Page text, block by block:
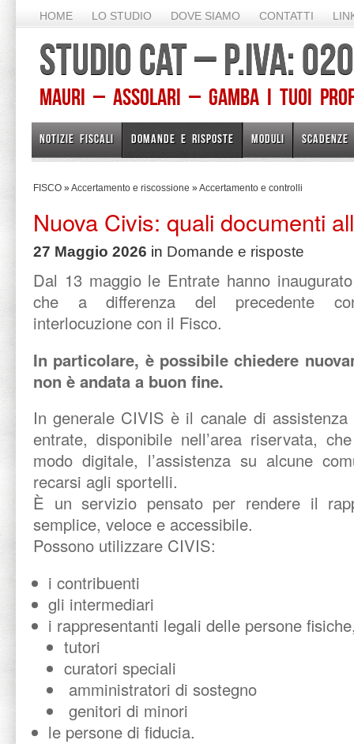
HOME LO STUDIO DOVE SIAMO CONTATTI
STUDIO CAT – P.IVA:
Mauri – Assolari – Gamba I TUOI
NOTIZIE FISCALI DOMANDE E RISPOSTE MODULI SCADENZE
FISCO »Accertamento e riscossione »Accertamento e controlli
Nuova Civis: quali documenti
27 Maggio 2026 in Domande e risposte
Dal 13 maggio le Entrate hanno
che a differenza del precedente
interlocuzione con il Fisco.
In particolare, è possibile chiedere
non è andata a buon fine.
In generale CIVIS è il canale di assistenza
entrate, disponibile nell’area riservata,
modo digitale, l’assistenza su alcune
recarsi agli sportelli.
È un servizio pensato per rendere il
semplice, veloce e accessibile.
Possono utilizzare CIVIS:
i contribuenti
gli intermediari
i rappresentanti legali delle persone
tutori
curatori speciali
amministratori di sostegno
genitori di minori
le persone di fiducia.